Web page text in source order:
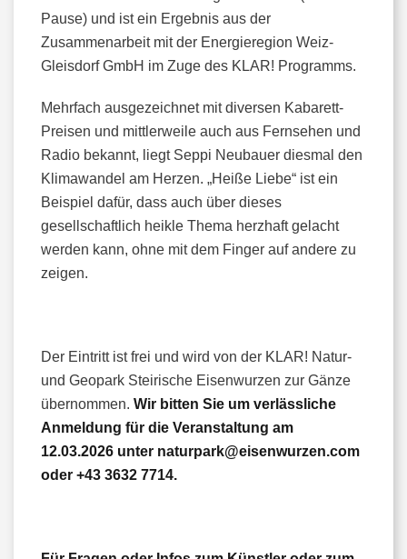
Pause) und ist ein Ergebnis aus der
Zusammenarbeit mit der Energieregion Weiz-
Gleisdorf GmbH im Zuge des KLAR! Programms.
Mehrfach ausgezeichnet mit diversen Kabarett-
Preisen und mittlerweile auch aus Fernsehen und
Radio bekannt, liegt Seppi Neubauer diesmal den
Klimawandel am Herzen. „Heiße Liebe“ ist ein
Beispiel dafür, dass auch über dieses
gesellschaftlich heikle Thema herzhaft gelacht
werden kann, ohne mit dem Finger auf andere zu
zeigen.
Der Eintritt ist frei und wird von der KLAR! Natur-
und Geopark Steirische Eisenwurzen zur Gänze
übernommen. Wir bitten Sie um verlässliche
Anmeldung für die Veranstaltung am
12.03.2026 unter naturpark@eisenwurzen.com
oder +43 3632 7714.